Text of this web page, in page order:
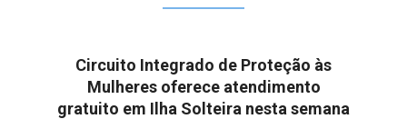
Circuito Integrado de Proteção às
Mulheres oferece atendimento
gratuito em Ilha Solteira nesta semana